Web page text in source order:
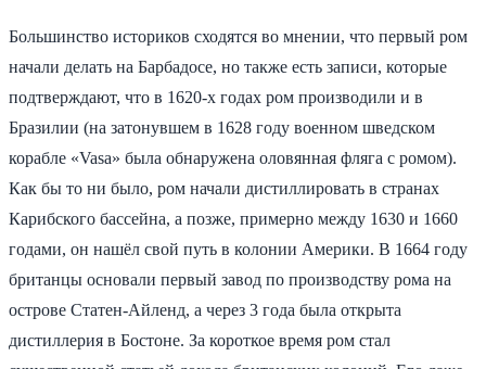
Большинство историков сходятся во мнении, что первый ром
начали делать на Барбадосе, но также есть записи, которые
подтверждают, что в 1620-х годах ром производили и в
Бразилии (на затонувшем в 1628 году военном шведском
корабле «Vasa» была обнаружена оловянная фляга с ромом).
Как бы то ни было, ром начали дистиллировать в странах
Карибского бассейна, а позже, примерно между 1630 и 1660
годами, он нашёл свой путь в колонии Америки. В 1664 году
британцы основали первый завод по производству рома на
острове Статен-Айленд, а через 3 года была открыта
дистиллерия в Бостоне. За короткое время ром стал